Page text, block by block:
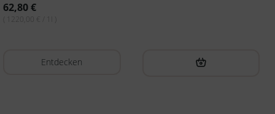
62,80€
( 1220,00 € / 1l )
Entdecken